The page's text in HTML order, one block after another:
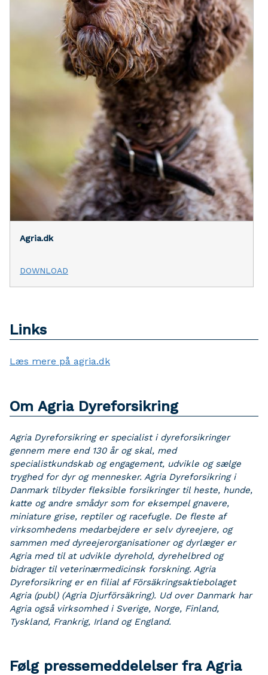
Agria.dk
DOWNLOAD
Links
Læs mere på agria.dk
Om Agria Dyreforsikring
Agria Dyreforsikring er specialist i dyreforsikringer
gennem mere end 130 år og skal, med
specialistkundskab og engagement, udvikle og sælge
tryghed for dyr og mennesker. Agria Dyreforsikring i
Danmark tilbyder fleksible forsikringer til heste, hunde,
katte og andre smådyr som for eksempel gnavere,
miniature grise, reptiler og racefugle. De fleste af
virksomhedens medarbejdere er selv dyreejere, og
sammen med dyreejerorganisationer og dyrlæger er
Agria med til at udvikle dyrehold, dyrehelbred og
bidrager til veterinærmedicinsk forskning. Agria
Dyreforsikring er en filial af Försäkringsaktiebolaget
Agria (publ) (Agria Djurförsäkring). Ud over Danmark har
Agria også virksomhed i Sverige, Norge, Finland,
Tyskland, Frankrig, Irland og England.
Følg pressemeddelelser fra Agria